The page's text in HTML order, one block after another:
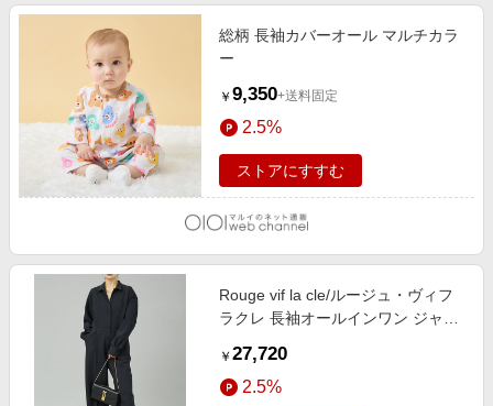
総柄 長袖カバーオール マルチカラ
ー
￥ 9,350+送料固定
2.5%
ストアにすすむ
Rouge vif la cle/ルージュ・ヴィフ
ラクレ 長袖オールインワン ジャン
￥ 27,720
2.5%